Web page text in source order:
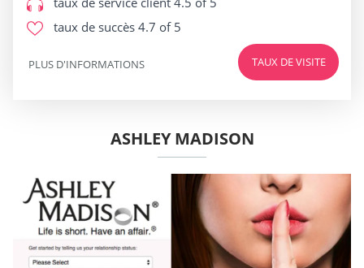
taux de succès 4.7 of 5
TAUX DE VISITE
PLUS D'INFORMATIONS
ASHLEY MADISON